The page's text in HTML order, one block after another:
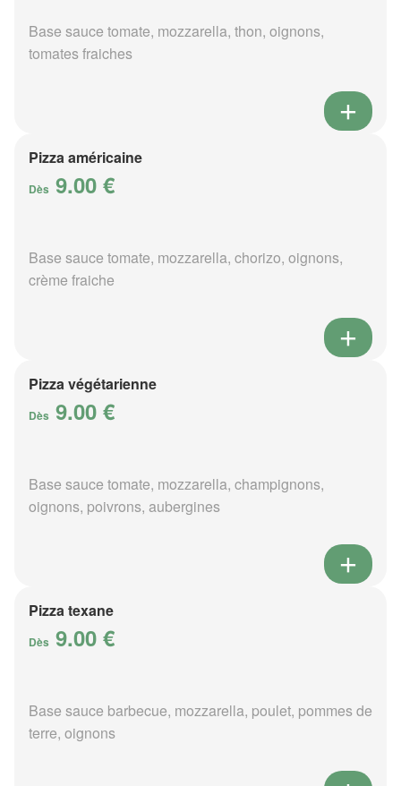
Base sauce tomate, mozzarella, thon, oignons,
tomates fraiches
Pizza américaine
Dès 9.00 €
Base sauce tomate, mozzarella, chorizo, oignons,
crème fraiche
Pizza végétarienne
Dès 9.00 €
Base sauce tomate, mozzarella, champignons,
oignons, poivrons, aubergines
Pizza texane
Dès 9.00 €
Base sauce barbecue, mozzarella, poulet, pommes de
terre, oignons